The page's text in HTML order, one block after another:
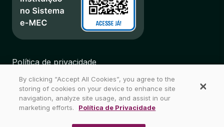
Política de privacidade
Biblioteca
Mapa do Site
By clicking “Accept All Cookies”, you agree to the
storing of cookies on your device to enhance site
navigation, analyze site usage, and assist in our
marketing efforts.
Política de Privacidade